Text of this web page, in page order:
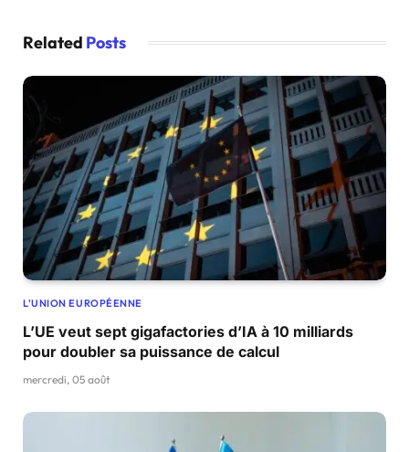
Related Posts
L'UNION EUROPÉENNE
L’UE veut sept gigafactories d’IA à 10 milliards
pour doubler sa puissance de calcul
mercredi, 05 août